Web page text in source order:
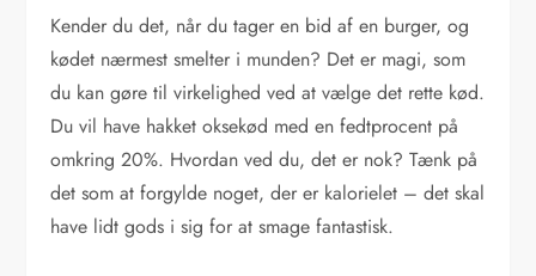
Kender du det, når du tager en bid af en burger, og
kødet nærmest smelter i munden? Det er magi, som
du kan gøre til virkelighed ved at vælge det rette kød.
Du vil have hakket oksekød med en fedtprocent på
omkring 20%. Hvordan ved du, det er nok? Tænk på
det som at forgylde noget, der er kalorielet – det skal
have lidt gods i sig for at smage fantastisk.